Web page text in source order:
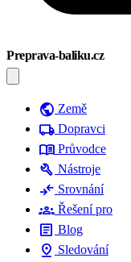
Preprava-baliku.cz
public Země
local_shipping Dopravci
menu_book Průvodce
build Nástroje
compare_arrows Srovnání
groups Řešení pro
article Blog
pin_drop Sledování